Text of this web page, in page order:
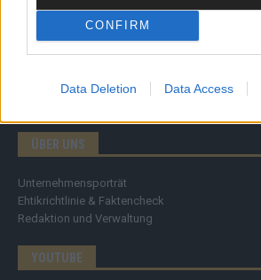
CONFIRM
Data Deletion Data Access
Streams & Storys
ÜBER UNS
Unternehmensporträt
Ehtikrichtlinie & Faktencheck
Redaktion und Verwaltung
YOUTUBE